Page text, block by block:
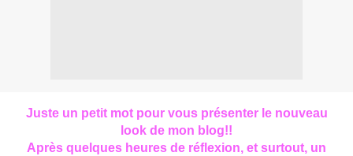
Juste un petit mot pour vous présenter le nouveau
look de mon blog!!
Après quelques heures de réflexion, et surtout, un